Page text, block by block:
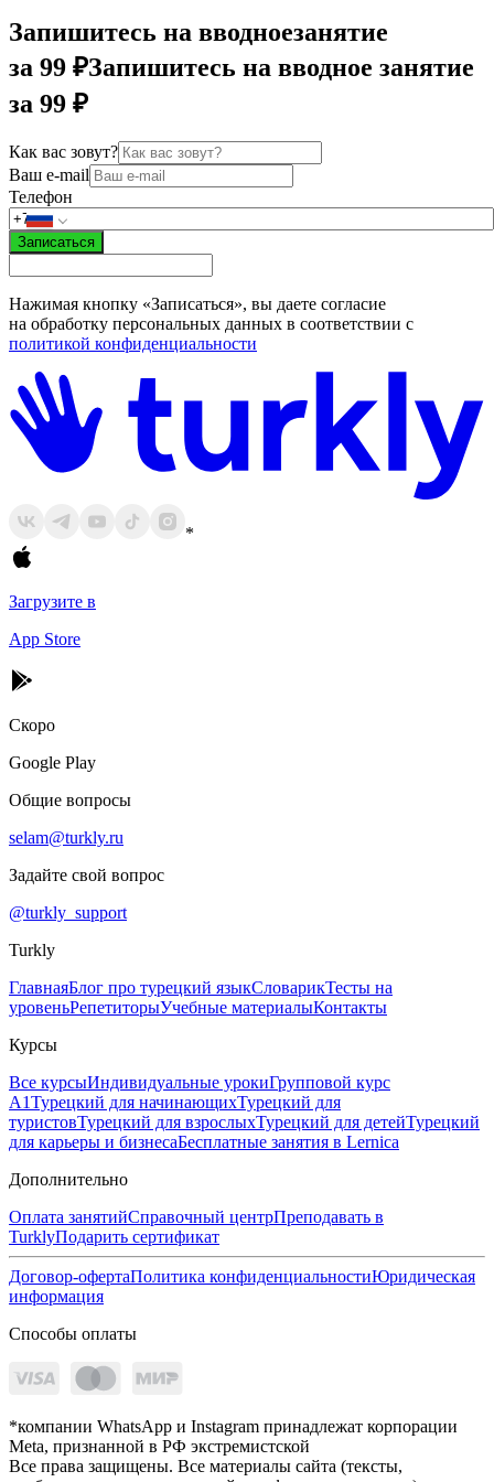
Запишитесь на вводноезанятие
за 99 ₽Запишитесь на вводное занятие
за 99 ₽
Как вас зовут?
Ваш e-mail
Телефон
Записаться
Нажимая кнопку «Записаться», вы даете согласие
на обработку персональных данных в соответствии с
политикой конфиденциальности
*
Загрузите в
App Store
Скоро
Google Play
Общие вопросы
selam@turkly.ru
Задайте свой вопрос
@turkly_support
Turkly
ГлавнаяБлог про турецкий языкСловарикТесты на
уровеньРепетиторыУчебные материалыКонтакты
Курсы
Все курсыИндивидуальные урокиГрупповой курс
А1Турецкий для начинающихТурецкий для
туристовТурецкий для взрослыхТурецкий для детейТурецкий
для карьеры и бизнесаБесплатные занятия в Lernica
Дополнительно
Оплата занятийСправочный центрПреподавать в
TurklyПодарить сертификат
Договор-офертаПолитика конфиденциальностиЮридическая
информация
Способы оплаты
*компании WhatsApp и Instagram принадлежат корпорации
Meta, признанной в РФ экстремистской
Все права защищены. Все материалы сайта (тексты,